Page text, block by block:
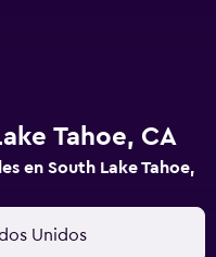
Tahoe, CA
en South Lake Tahoe,
Unidos